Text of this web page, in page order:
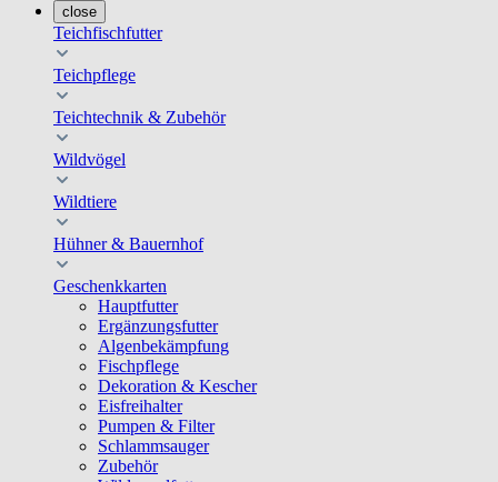
close
Teichfischfutter
Teichpflege
Teichtechnik & Zubehör
Wildvögel
Wildtiere
Hühner & Bauernhof
Geschenkkarten
Hauptfutter
Ergänzungsfutter
Algenbekämpfung
Fischpflege
Dekoration & Kescher
Eisfreihalter
Pumpen & Filter
Schlammsauger
Zubehör